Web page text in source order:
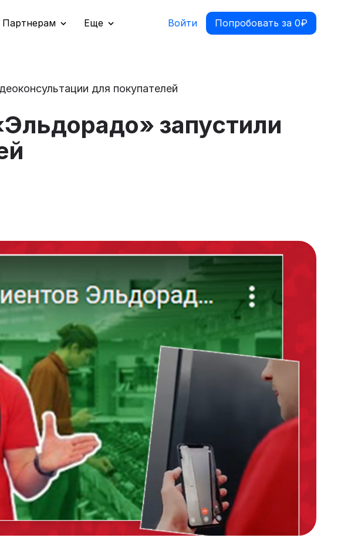
Партнерам Еще Войти Попробовать за 0₽
для покупателей
запустили